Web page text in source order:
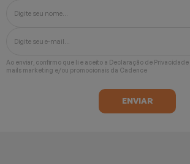
Ao enviar, confirmo que li e aceito a Declaração de Privacidade
mails marketing e/ou promocionais da Cadence